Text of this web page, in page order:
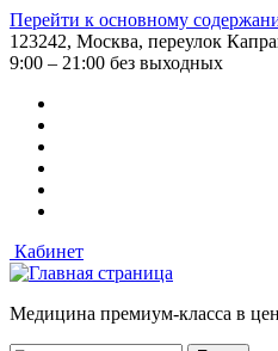
Перейти к основному
123242, Москва, переулок
9:00 – 21:00 без выходных
Кабинет
Медицина премиум-класса в